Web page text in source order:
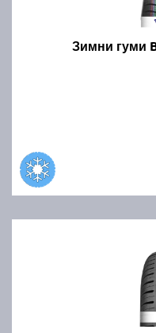
Зимни гуми